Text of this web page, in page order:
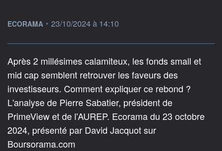
information fournie par
ECORAMA • 23/10/2024 à 14:10
Après 2 millésimes calamiteux, les fonds small et
mid cap semblent retrouver les faveurs des
investisseurs. Comment expliquer ce rebond ?
L'analyse de Pierre Sabatier, président de
PrimeView et de l'AUREP. Ecorama du 23 octobre
2024, présenté par David Jacquot sur
Boursorama.com